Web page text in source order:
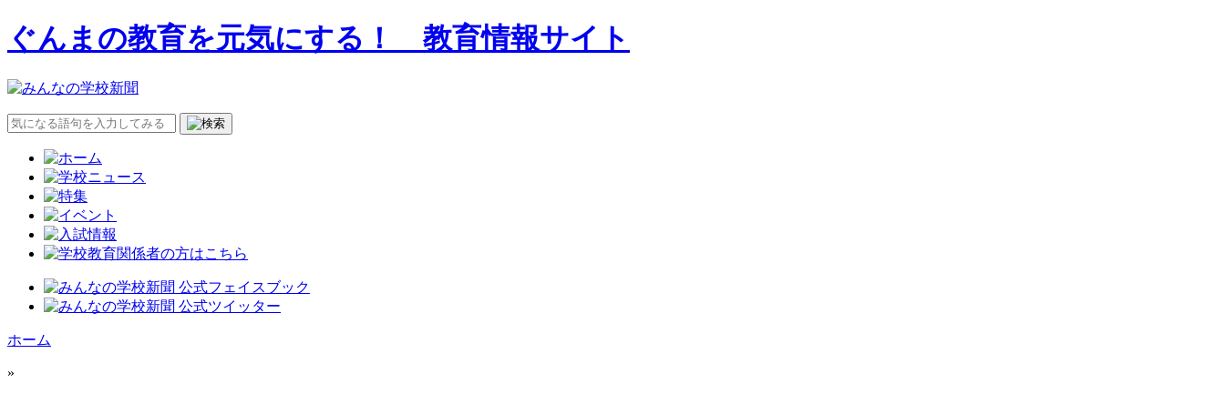
ぐんまの教育を元気にする！ 教育情報サイト
ホーム
»